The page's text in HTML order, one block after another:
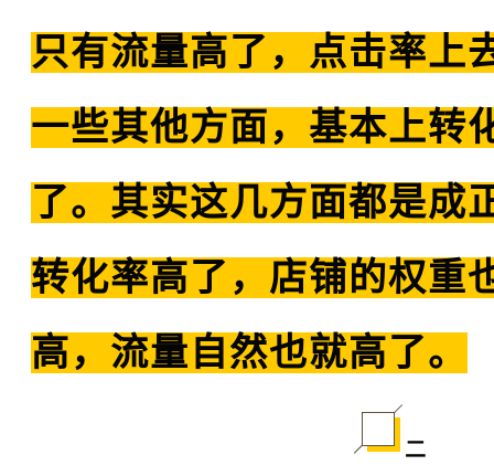
只有流量高了，点击率上
一些其他方面，基本上转
了。其实这几方面都是成
转化率高了，店铺的权重
高，流量自然也就高了。
二